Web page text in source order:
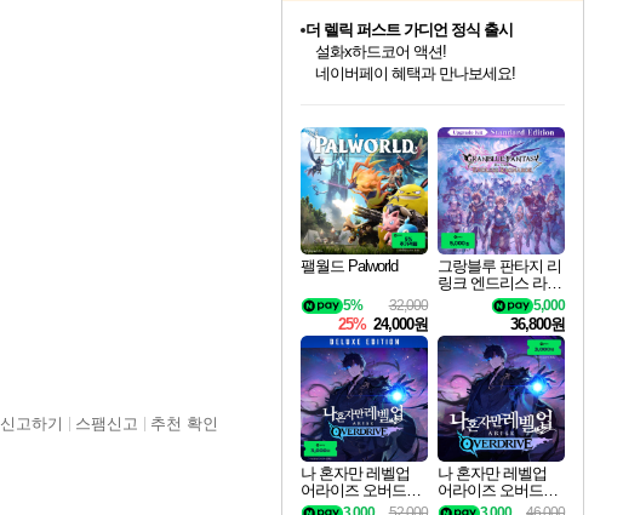
신고하기 스팸신고 추천 확인
최대 90% 할인가를 만나보세요!
네이버혜택과 함께 만나보세요!
50%할인&추가 적립까지!
네이버 포인트 혜택까지!
이니&베니 혜택까지!
네이버 혜택가와 함께 예약하세요!
할인&네이버혜택으로 만나보세요!
더 렐릭 퍼스트 가디언 정식 출시
설화x하드코어 액션!
네이버페이 혜택과 만나보세요!
40주년 프로모션으로 만나보세요!
할인가에 만나보세요!
일부 에디션 상시 할인!
혜택으로 예약 판매 중
편안하게 충전하세요
팰월드 Palworld
32,000
5%
25% 24,000원
그랑블루 판타지 리
링크 엔드리스 라그
나로크 업그레이드
킷 Granblue Fantasy
Relink Endless Ragn
arok Upgrade Kit DL
C
5,000
36,800원
나 혼자만 레벨업
어라이즈 오버드라
이브 디럭스 에디션
나 혼자만 레벨업
어라이즈 오버드라
이브 Solo Leveling A